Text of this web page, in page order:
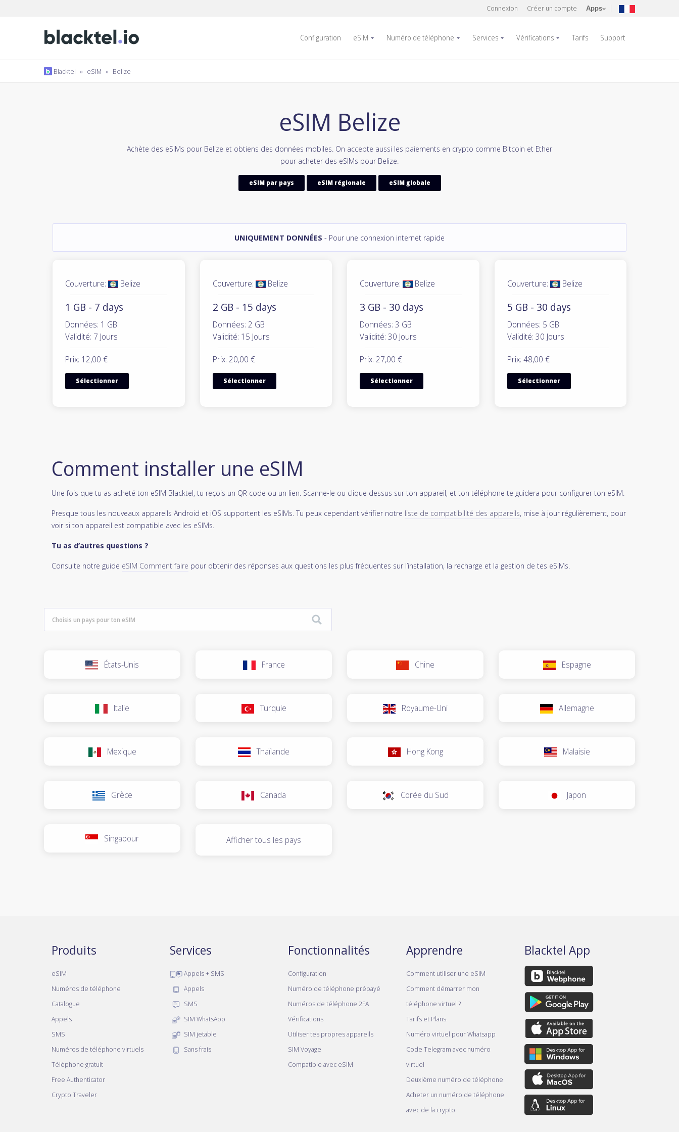
Connexion Créer un compte Apps
Configuration eSIM Numéro de téléphone Services Vérifications Tarifs Support
Blacktel » eSIM » Belize
eSIM Belize
Achète des eSIMs pour Belize et obtiens des données mobiles. On accepte aussi les paiements en crypto comme Bitcoin et Ether
pour acheter des eSIMs pour Belize.
eSIM par pays eSIM régionale eSIM globale
UNIQUEMENT DONNÉES - Pour une connexion internet rapide
Couverture: Belize
1 GB - 7 days
Données: 1 GB
Validité: 7 Jours
Prix: 12,00 €
Sélectionner
Couverture: Belize
2 GB - 15 days
Données: 2 GB
Validité: 15 Jours
Prix: 20,00 €
Sélectionner
Couverture: Belize
3 GB - 30 days
Données: 3 GB
Validité: 30 Jours
Prix: 27,00 €
Sélectionner
Couverture: Belize
5 GB - 30 days
Données: 5 GB
Validité: 30 Jours
Prix: 48,00 €
Sélectionner
Comment installer une eSIM
Une fois que tu as acheté ton eSIM Blacktel, tu reçois un QR code ou un lien. Scanne-le ou clique dessus sur ton appareil, et ton téléphone te guidera pour configurer ton eSIM.
Presque tous les nouveaux appareils Android et iOS supportent les eSIMs. Tu peux cependant vérifier notre liste de compatibilité des appareils, mise à jour régulièrement, pour
voir si ton appareil est compatible avec les eSIMs.
Tu as d’autres questions ?
Consulte notre guide eSIM Comment faire pour obtenir des réponses aux questions les plus fréquentes sur l’installation, la recharge et la gestion de tes eSIMs.
États-Unis France Chine Espagne
Italie Turquie Royaume-Uni Allemagne
Mexique Thaïlande Hong Kong Malaisie
Grèce Canada Corée du Sud Japon
Singapour Afficher tous les pays
Produits
eSIM
Numéros de téléphone
Catalogue
Appels
SMS
Numéros de téléphone virtuels
Téléphone gratuit
Free Authenticator
Crypto Traveler
Services
Appels + SMS
Appels
SMS
SIM WhatsApp
SIM jetable
Sans frais
Fonctionnalités
Configuration
Numéro de téléphone prépayé
Numéros de téléphone 2FA
Vérifications
Utiliser tes propres appareils
SIM Voyage
Compatible avec eSIM
Apprendre
Comment utiliser une eSIM
Comment démarrer mon
téléphone virtuel ?
Tarifs et Plans
Numéro virtuel pour Whatsapp
Code Telegram avec numéro
virtuel
Deuxième numéro de téléphone
Acheter un numéro de téléphone
avec de la crypto
Blacktel App